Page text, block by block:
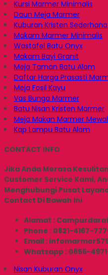
Kursi Marmer Minimalis
Daun Meja Marmer
Kuburan Kristen Sederhana
Makam Marmer Minimalis
Wastafel Batu Onyx
Makam Bayi Granit
Meja Taman Batu Alam
Daftar Harga Prasasti
Meja Fosil Kayu
Vas Bunga Marmer
Batu Nisan Kristen Marmer
Meja Makan Marmer
Kap Lampu Batu Alam
CONTACT INFO
Jika Anda Merasa
Customer Service Kami,
Menghubungi Pusat
Contact Di Bawah Ini
Alamat :
Phone : 0821-4167-
Email :
Whatsapp : 0856-
Nisan Kuburan Onyx